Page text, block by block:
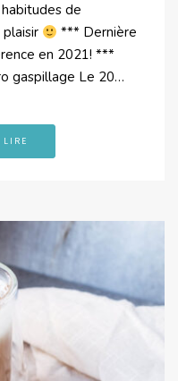
de
*** Dernière
en 2021! ***
gaspillage Le 20…
LIRE